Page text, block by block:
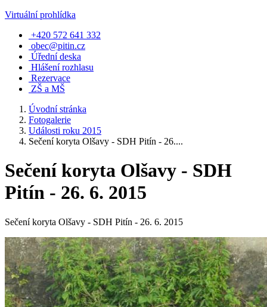
Virtuální prohlídka
+420 572 641 332
obec@pitin.cz
Úřední deska
Hlášení rozhlasu
Rezervace
ZŠ a MŠ
Úvodní stránka
Fotogalerie
Události roku 2015
Sečení koryta Olšavy - SDH Pitín - 26....
Sečení koryta Olšavy - SDH
Pitín - 26. 6. 2015
Sečení koryta Olšavy - SDH Pitín - 26. 6. 2015